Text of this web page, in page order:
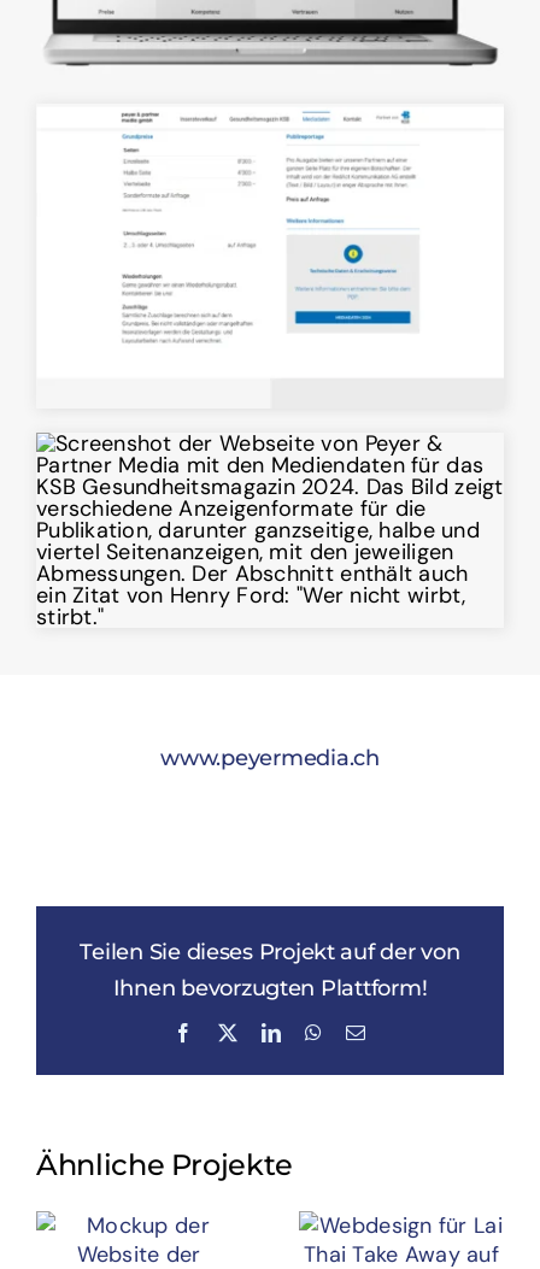
www.peyermedia.ch
Teilen Sie dieses Projekt auf der von
Ihnen bevorzugten Plattform!
Facebook
X LinkedInWhatsApp
E-
Ähnliche Projekte